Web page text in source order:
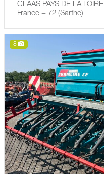
CLAAS PAYS DE LA LOIRE
France − 72 (Sarthe)
8